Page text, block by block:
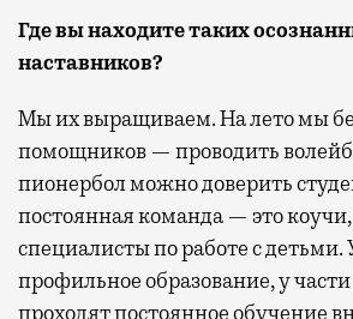
Где вы находите таких
наставников?
Мы их выращиваем. На лето мы
помощников — проводить
пионербол можно доверить
постоянная команда — это
специалисты по работе с детьми.
профильное образование, у
проходят постоянное обучение